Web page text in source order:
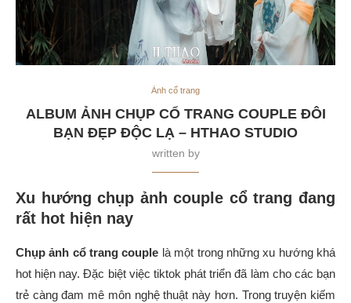
Ảnh cổ trang
ALBUM ẢNH CHỤP CỔ TRANG COUPLE ĐÔI
BẠN ĐẸP ĐỘC LẠ – HTHAO STUDIO
written by
Xu hướng chụp ảnh couple cổ trang đang
rất hot hiện nay
Chụp ảnh cổ trang couple là một trong những xu hướng khá
hot hiện nay. Đặc biệt việc tiktok phát triển đã làm cho các bạn
trẻ càng đam mê môn nghệ thuật này hơn. Trong truyện kiếm